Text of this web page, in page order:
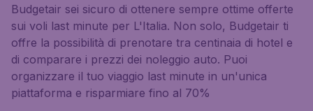
Budgetair sei sicuro di ottenere sempre ottime offerte
sui voli last minute per L'Italia. Non solo, Budgetair ti
offre la possibilità di prenotare tra centinaia di hotel e
di comparare i prezzi dei noleggio auto. Puoi
organizzare il tuo viaggio last minute in un'unica
piattaforma e risparmiare fino al 70%